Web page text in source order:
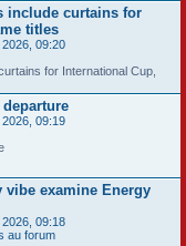
include curtains for
titles
2026, 09:20
for International Cup,
2026, 09:19
examine Energy
2026, 09:18
au forum